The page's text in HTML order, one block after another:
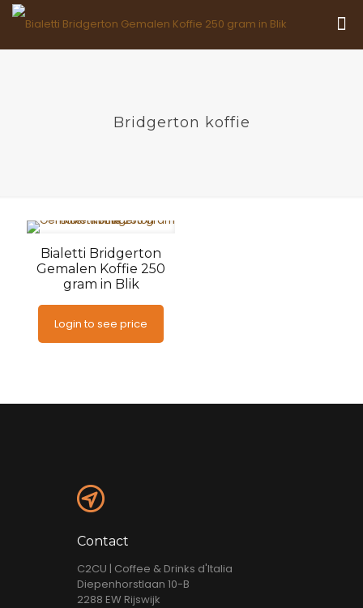
Bridgerton koffie
Bialetti Bridgerton
Gemalen Koffie 250
gram in Blik
Login to see price
Contact
C2CU | Coffee & Drinks d'Italia
Diepenhorstlaan 10-B
2288 EW Rijswijk